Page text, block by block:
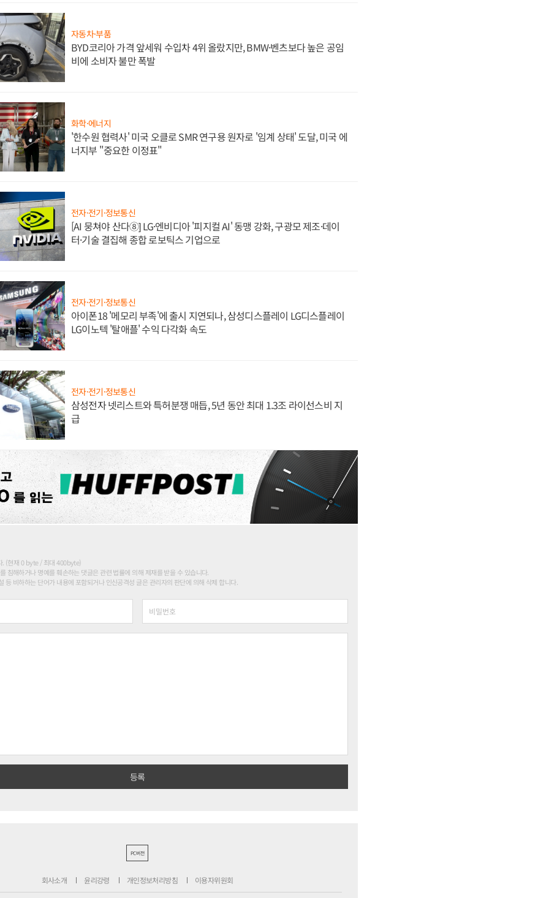
자동차·부품
BYD코리아 가격 앞세워 수입차 4위 올랐지만, BMW·벤츠보다 높은 공임
비에 소비자 불만 폭발
화학·에너지
'한수원 협력사' 미국 오클로 SMR 연구용 원자로 '임계 상태' 도달, 미국 에
너지부 "중요한 이정표"
전자·전기·정보통신
[AI 뭉쳐야 산다⑧] LG·엔비디아 '피지컬 AI' 동맹 강화, 구광모 제조·데이
터·기술 결집해 종합 로보틱스 기업으로
전자·전기·정보통신
아이폰18 '메모리 부족'에 출시 지연되나, 삼성디스플레이 LG디스플레이
LG이노텍 '탈애플' 수익 다각화 속도
전자·전기·정보통신
삼성전자 넷리스트와 특허분쟁 매듭, 5년 동안 최대 1.3조 라이선스비 지
급
. (현재 0 byte / 최대 400byte)
침해하거나 명예를 훼손하는 댓글은 관련 법률에 의해 제재를 받을 수 있습니다.
등 비하하는 단어가 내용에 포함되거나 인신공격성 글은 관리자의 판단에 의해 삭제 합니다.
PC버전
회사소개 윤리강령 개인정보처리방침 이용자위원회